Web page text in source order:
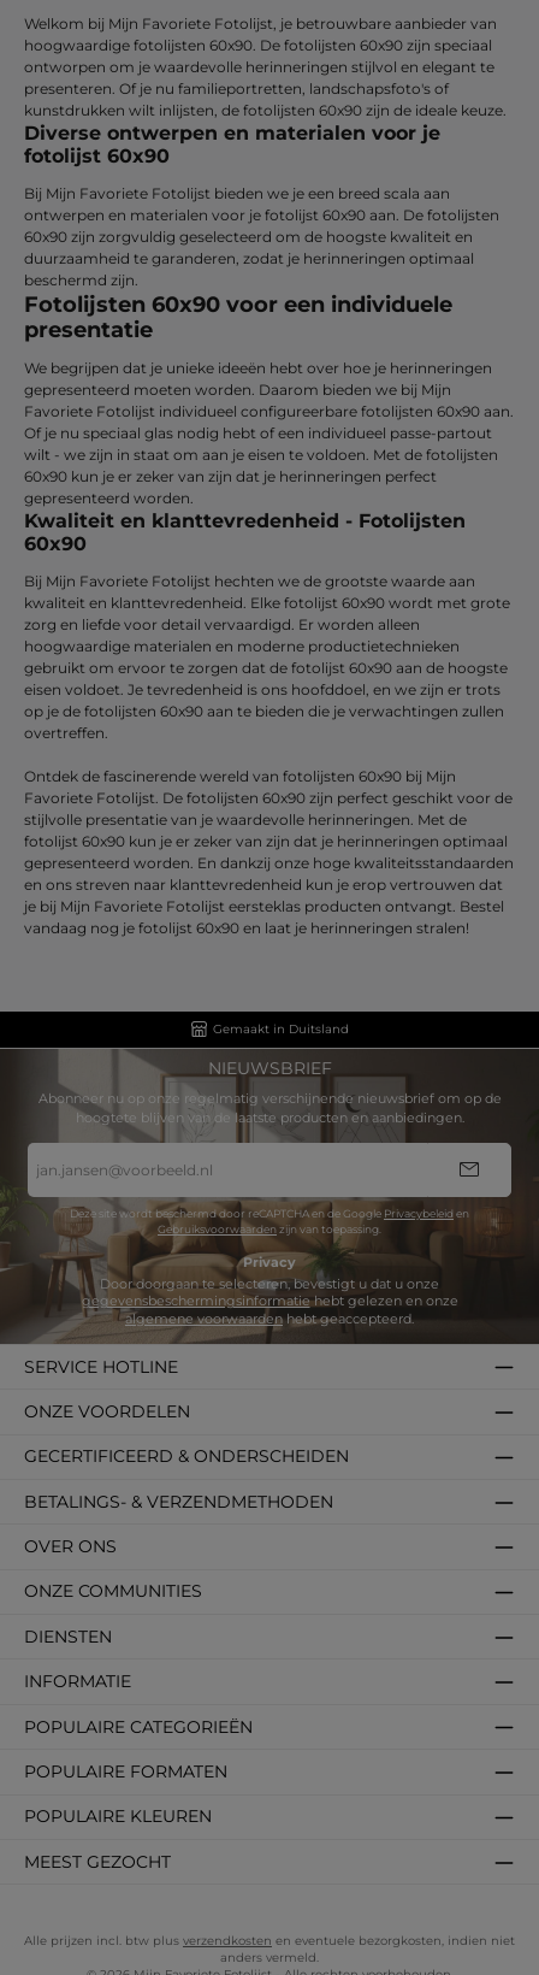
Welkom bij Mijn Favoriete Fotolijst, je betrouwbare aanbieder van
hoogwaardige fotolijsten 60x90. De fotolijsten 60x90 zijn speciaal
ontworpen om je waardevolle herinneringen stijlvol en elegant te
presenteren. Of je nu familieportretten, landschapsfoto's of
kunstdrukken wilt inlijsten, de fotolijsten 60x90 zijn de ideale keuze.
Diverse ontwerpen en materialen voor je
fotolijst 60x90
Bij Mijn Favoriete Fotolijst bieden we je een breed scala aan
ontwerpen en materialen voor je fotolijst 60x90 aan. De fotolijsten
60x90 zijn zorgvuldig geselecteerd om de hoogste kwaliteit en
duurzaamheid te garanderen, zodat je herinneringen optimaal
beschermd zijn.
Fotolijsten 60x90 voor een individuele
presentatie
We begrijpen dat je unieke ideeën hebt over hoe je herinneringen
gepresenteerd moeten worden. Daarom bieden we bij Mijn
Favoriete Fotolijst individueel configureerbare fotolijsten 60x90 aan.
Of je nu speciaal glas nodig hebt of een individueel passe-partout
wilt - we zijn in staat om aan je eisen te voldoen. Met de fotolijsten
60x90 kun je er zeker van zijn dat je herinneringen perfect
gepresenteerd worden.
Kwaliteit en klanttevredenheid - Fotolijsten
60x90
Bij Mijn Favoriete Fotolijst hechten we de grootste waarde aan
kwaliteit en klanttevredenheid. Elke fotolijst 60x90 wordt met grote
zorg en liefde voor detail vervaardigd. Er worden alleen
hoogwaardige materialen en moderne productietechnieken
gebruikt om ervoor te zorgen dat de fotolijst 60x90 aan de hoogste
eisen voldoet. Je tevredenheid is ons hoofddoel, en we zijn er trots
op je de fotolijsten 60x90 aan te bieden die je verwachtingen zullen
overtreffen.
Ontdek de fascinerende wereld van fotolijsten 60x90 bij Mijn
Favoriete Fotolijst. De fotolijsten 60x90 zijn perfect geschikt voor de
stijlvolle presentatie van je waardevolle herinneringen. Met de
fotolijst 60x90 kun je er zeker van zijn dat je herinneringen optimaal
gepresenteerd worden. En dankzij onze hoge kwaliteitsstandaarden
en ons streven naar klanttevredenheid kun je erop vertrouwen dat
je bij Mijn Favoriete Fotolijst eersteklas producten ontvangt. Bestel
vandaag nog je fotolijst 60x90 en laat je herinneringen stralen!
Gemaakt in Duitsland
NIEUWSBRIEF
Abonneer nu op onze regelmatig verschijnende nieuwsbrief om op de
hoogtete blijven van de laatste producten en aanbiedingen.
mailadres
*
Deze site wordt beschermd door reCAPTCHA en de Google Privacybeleid en
Gebruiksvoorwaarden zijn van toepassing.
Privacy
gegevensbeschermingsinformatie
algemene voorwaardenhebt geaccepteerd.
SERVICE HOTLINE
DIENSTEN
INFORMATIE
POPULAIRE CATEGORIEËN
POPULAIRE FORMATEN
POPULAIRE KLEUREN
MEEST GEZOCHT
BETALINGS- & VERZENDMETHODEN
OVER ONS
GECERTIFICEERD & ONDERSCHEIDEN
ONZE VOORDELEN
ONZE COMMUNITIES
Alle prijzen incl. btw plus verzendkosten en eventuele bezorgkosten, indien niet
anders vermeld.